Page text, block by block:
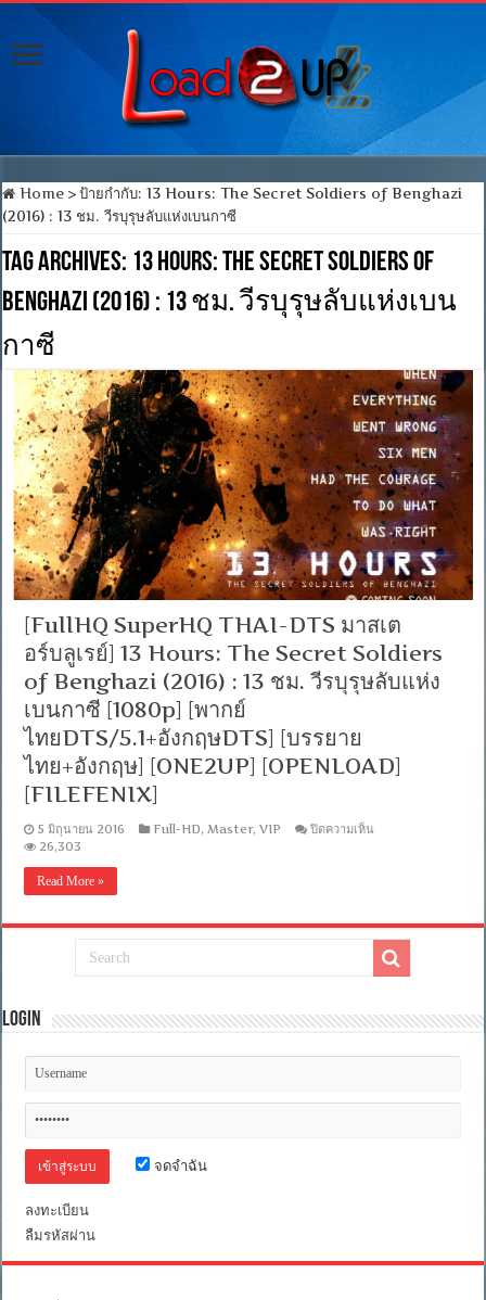
Home > ป้ายกำกับ:13 Hours: The Secret Soldiers of Benghazi
(2016) : 13 ชม. วีรบุรุษลับแห่งเบนกาซี
Tag Archives: 13 Hours: The Secret Soldiers of
Benghazi (2016) : 13 ชม. วีรบุรุษลับแห่งเบน
กาซี
[FullHQ SuperHQ THAI-DTS มาสเต
อร์บลูเรย์] 13 Hours: The Secret Soldiers
of Benghazi (2016) : 13 ชม. วีรบุรุษลับแห่ง
เบนกาซี [1080p] [พากย์
ไทยDTS/5.1+อังกฤษDTS] [บรรยาย
ไทย+อังกฤษ] [ONE2UP] [OPENLOAD]
[FILEFENIX]
5 มิถุนายน 2016 Full-HD, Master,VIP ปิดความเห็น
เต
อร์บลูเรย์]
13
Hours:
Soldiers
Benghazi
13
ไทยDTS/5.1+อังกฤ
26,303
Read More »
Login
จดจำฉัน
ลงทะเบียน
ลืมรหัสผ่าน